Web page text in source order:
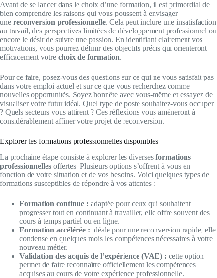
Avant de se lancer dans le choix d’une formation, il est primordial de
bien comprendre les raisons qui vous poussent à envisager
une reconversion professionnelle. Cela peut inclure une insatisfaction
au travail, des perspectives limitées de développement professionnel ou
encore le désir de suivre une passion. En identifiant clairement vos
motivations, vous pourrez définir des objectifs précis qui orienteront
efficacement votre choix de formation.
Pour ce faire, posez-vous des questions sur ce qui ne vous satisfait pas
dans votre emploi actuel et sur ce que vous recherchez comme
nouvelles opportunités. Soyez honnête avec vous-même et essayez de
visualiser votre futur idéal. Quel type de poste souhaitez-vous occuper
? Quels secteurs vous attirent ? Ces réflexions vous amèneront à
considérablement affiner votre projet de reconversion.
Explorer les formations professionnelles disponibles
La prochaine étape consiste à explorer les diverses formations
professionnelles offertes. Plusieurs options s’offrent à vous en
fonction de votre situation et de vos besoins. Voici quelques types de
formations susceptibles de répondre à vos attentes :
Formation continue : adaptée pour ceux qui souhaitent
progresser tout en continuant à travailler, elle offre souvent des
cours à temps partiel ou en ligne.
Formation accélérée : idéale pour une reconversion rapide, elle
condense en quelques mois les compétences nécessaires à votre
nouveau métier.
Validation des acquis de l’expérience (VAE) : cette option
permet de faire reconnaître officiellement les compétences
acquises au cours de votre expérience professionnelle.